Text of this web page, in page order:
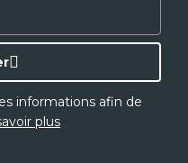
plus